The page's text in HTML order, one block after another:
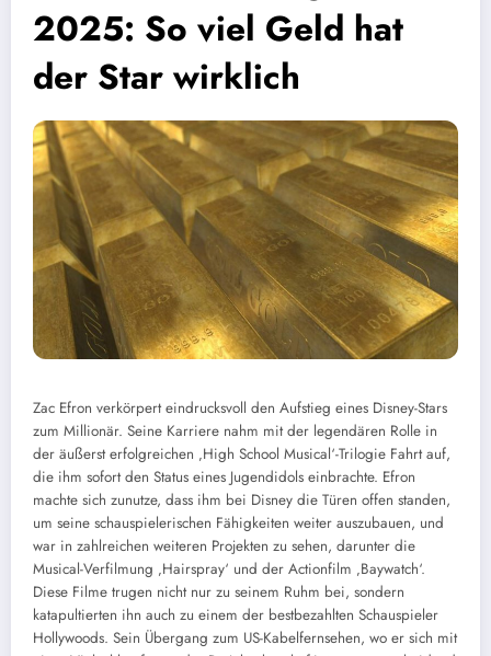
2025: So viel Geld hat
der Star wirklich
Zac Efron verkörpert eindrucksvoll den Aufstieg eines Disney-Stars
zum Millionär. Seine Karriere nahm mit der legendären Rolle in
der äußerst erfolgreichen ‚High School Musical‘-Trilogie Fahrt auf,
die ihm sofort den Status eines Jugendidols einbrachte. Efron
machte sich zunutze, dass ihm bei Disney die Türen offen standen,
um seine schauspielerischen Fähigkeiten weiter auszubauen, und
war in zahlreichen weiteren Projekten zu sehen, darunter die
Musical-Verfilmung ‚Hairspray‘ und der Actionfilm ‚Baywatch‘.
Diese Filme trugen nicht nur zu seinem Ruhm bei, sondern
katapultierten ihn auch zu einem der bestbezahlten Schauspieler
Hollywoods. Sein Übergang zum US-Kabelfernsehen, wo er sich mit